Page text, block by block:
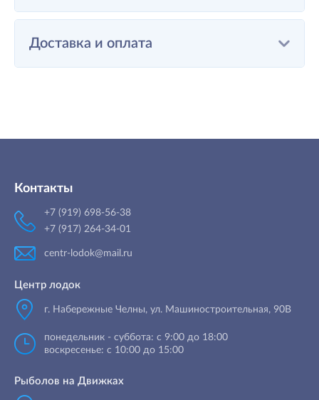
Доставка и оплата
Контакты
+7 (919) 698-56-38
+7 (917) 264-34-01
centr-lodok@mail.ru
Центр лодок
г. Набережные Челны, ул. Машиностроительная, 90B
понедельник - суббота: с 9:00 до 18:00
воскресенье: с 10:00 до 15:00
Рыболов на Движках